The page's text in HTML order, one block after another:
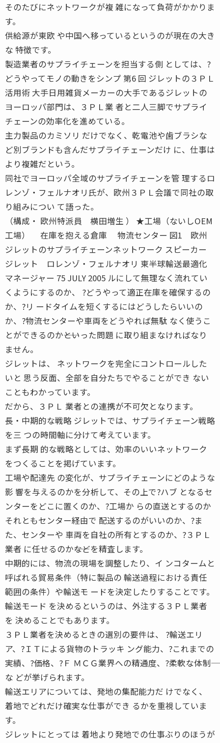
そのたびにネットワークが複 雑になって負荷がかかりま
す。
供給源が東欧 や中国へ移っているというのが現在の大き
な 特徴です。
製造業者のサプライチェーンを担当する側 としては、?
どうやってモノの動きをシンプ 第6 回 ジレットの３ＰＬ
活用術 大手日用雑貨メーカーの大手であるジレットの
ヨーロッパ部門は、３ＰＬ業 者と二人三脚でサプライ
チェーンの効率化を進めている。
主力製品のカミソリ だけでなく、乾電池や歯ブラシな
ど別ブランドも含んだサプライチェーンだけ に、仕事は
より複雑だという。
同社でヨーロッパ全域のサプライチェーンを管 理するロ
レンゾ・フェルナオリ氏が、欧州３ＰＬ会議で同社の取
り組みについ て語った。
（構成・ 欧州特派員 横田増生 ） ★工場（ないしOEM
工場） 在庫を抱える倉庫 物流センター 図1 欧州
ジレットのサプライチェーンネットワーク スピーカー
ジレット ロレンゾ・フェルナオリ 東半球輸送最適化
マネージャー 75 JULY 2005 ルにして無理なく流れてい
くようにするのか、 ?どうやって適正在庫を確保するの
か、?リ ードタイムを短くするにはどうしたらいいの
か、?物流センターや車両をどうやれば無駄 なく使うこ
とができるのか――といった問題 に取り組まなければなり
ません。
ジレットは、 ネットワークを完全にコントロールした
いと 思う反面、全部を自分たちでやることができ ない
こともわかっています。
だから、３ＰＬ 業者との連携が不可欠となります。
長・中期的な戦略 ジレットでは、サプライチェーン戦略
を三 つの時間軸に分けて考えています。
まず長期 的な戦略としては、効率のいいネットワーク
をつくることを掲げています。
工場や配達先 の変化が、サプライチェーンにどのような
影 響を与えるのかを分析して、その上で?ハブ となるセ
ンターをどこに置くのか、?工場か らの直送とするのか
それともセンター経由で 配送するのがいいのか、?ま
た、センターや 車両を自社の所有とするのか、?３ＰＬ
業者 に任せるのか――などを精査します。
中期的には、物流の現場を調整したり、イ ンコタームと
呼ばれる貿易条件（特に製品の 輸送過程における責任
範囲の条件）や輸送モ ードを決定したりすることです。
輸送モード を決めるというのは、外注する３ＰＬ業者
を 決めることでもあります。
３ＰＬ業者を決めるときの選別の要件は、 ?輸送エリ
ア、?ＩＴによる貨物のトラッキ ング能力、?これまでの
実績、?価格、?Ｆ ＭＣＧ業界への精通度、?柔軟な体制――
な どが挙げられます。
輸送エリアについては、発地の集配能力だ けでなく、
着地でどれだけ確実な仕事ができ るかを重視していま
す。
ジレットにとっては 着地より発地での仕事ぶりのほうが